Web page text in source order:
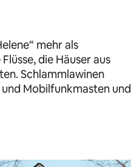
mehr als
die Häuser aus
Schlammlawinen
Mobilfunkmasten und